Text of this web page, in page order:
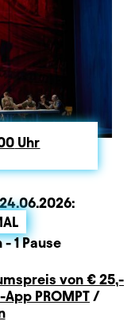
Uhr
24.06.2026:
1 Pause
von € 25,-
PROMPT /